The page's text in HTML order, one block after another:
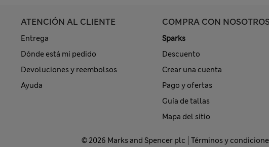
ATENCIÓN AL CLIENTE
Entrega
Dónde está mi pedido
Devoluciones y reembolsos
Ayuda
COMPRA CON NOSOTROS
Sparks
Descuento
Crear una cuenta
Pago y ofertas
Guía de tallas
Mapa del sitio
© 2026 Marks and Spencer plc Términos y